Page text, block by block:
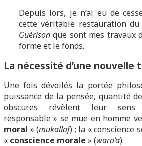
Depuis lors, je n’ai eu de
cette véritable restauration
Guérison que sont mes travaux
forme et le fonds.
La nécessité d’une nouvelle
Une fois dévoilés la portée
puissance de la pensée, quantité
obscures révèlent leur
responsable » se mue en homme
moral » (mukallaf) ; la « conscience
« conscience morale » (wara’a).